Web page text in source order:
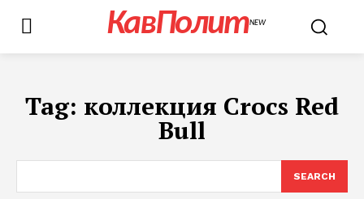
КавПолитNEW
Tag: коллекция Crocs Red
Bull
SEARCH